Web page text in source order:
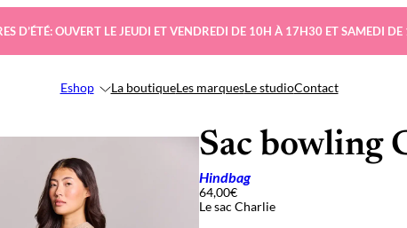
D’ÉTÉ: OUVERT LE JEUDI ET VENDREDI DE 10H À 17H30 ET SAMEDI
Eshop La boutiqueLes marquesLe studioContact
Sac bowling
Hindbag
64,00€
Le sac Charlie